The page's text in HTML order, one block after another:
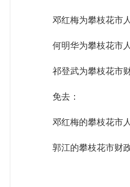
邓红梅为攀枝花市人
何明华为攀枝花市人
祁登武为攀枝花市财
免去：
邓红梅的攀枝花市人
郭江的攀枝花市财政